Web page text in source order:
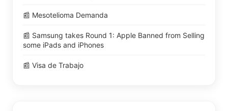
📰 Mesotelioma Demanda
📰 Samsung takes Round 1: Apple Banned from Selling
some iPads and iPhones
📰 Visa de Trabajo